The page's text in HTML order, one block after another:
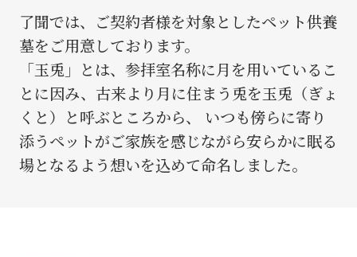
了聞では、ご契約者様を対象としたペット供養
墓をご用意しております。
「玉兎」とは、参拝室名称に月を用いているこ
とに因み、古来より月に住まう兎を玉兎（ぎょ
くと）と呼ぶところから、
いつも傍らに寄り
添うペットがご家族を感じながら安らかに眠る
場となるよう想いを込めて命名しました。